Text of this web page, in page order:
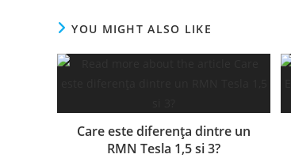
YOU MIGHT ALSO LIKE
Care este diferența dintre un
RMN Tesla 1,5 si 3?